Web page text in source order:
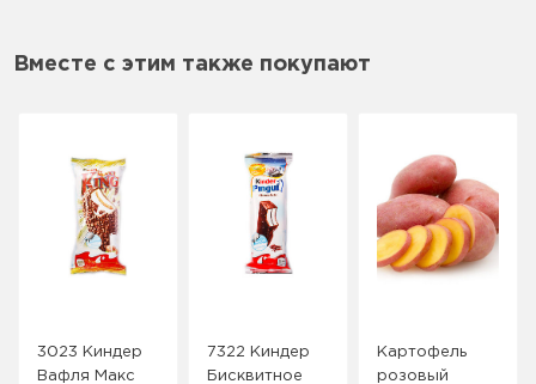
Вместе с этим также покупают
3023 Киндер
Вафля Макс
7322 Киндер
Бисквитное
Картофель
розовый